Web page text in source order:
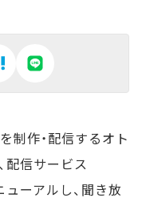
制作・配信するオト
配信サービス
ーアルし、聞き放